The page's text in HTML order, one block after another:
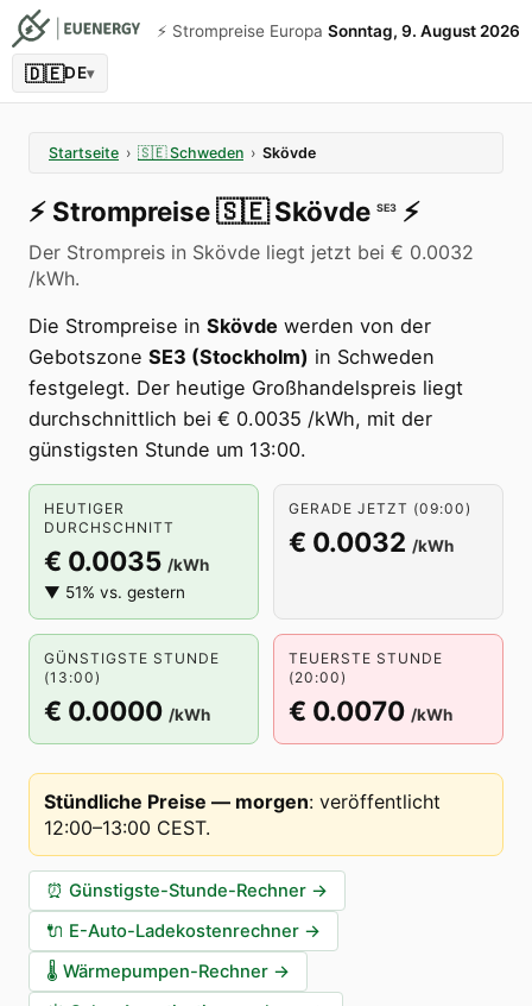
⚡️ Strompreise Europa Sonntag, 9. August 2026
🇩🇪DE▾
Startseite › 🇸🇪 Schweden › Skövde
⚡️ Strompreise🇸🇪 Skövde SE3 ⚡️
Der Strompreis in Skövde liegt jetzt bei € 0.0032
/kWh.
Die Strompreise in Skövde werden von der
Gebotszone SE3 (Stockholm) in Schweden
festgelegt. Der heutige Großhandelspreis liegt
durchschnittlich bei € 0.0035 /kWh, mit der
günstigsten Stunde um 13:00.
HEUTIGER
DURCHSCHNITT
€ 0.0035 /kWh
▼ 51% vs. gestern
GERADE JETZT (09:00)
€ 0.0032 /kWh
GÜNSTIGSTE STUNDE
(13:00)
€ 0.0000 /kWh
TEUERSTE STUNDE
(20:00)
€ 0.0070 /kWh
Stündliche Preise — morgen: veröffentlicht
12:00–13:00 CEST.
⏰ Günstigste-Stunde-Rechner →
🔌 E-Auto-Ladekostenrechner →
🌡️ Wärmepumpen-Rechner →